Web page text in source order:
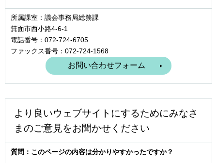
所属課室：議会事務局総務課
箕面市西小路4‐6‐1
電話番号：072-724-6705
ファックス番号：072-724-1568
より良いウェブサイトにするためにみなさ
まのご意見をお聞かせください
質問：このページの内容は分かりやすかったですか？